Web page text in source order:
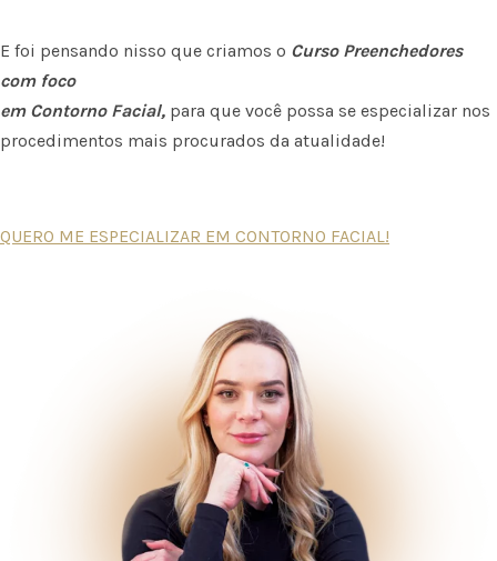
E foi pensando nisso que criamos o Curso Preenchedores
com foco
em Contorno Facial, para que você possa se especializar nos
procedimentos mais procurados da atualidade!
QUERO ME ESPECIALIZAR EM CONTORNO FACIAL!